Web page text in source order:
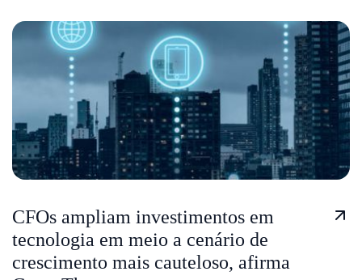
CFOs ampliam investimentos em
tecnologia em meio a cenário de
crescimento mais cauteloso, afirma